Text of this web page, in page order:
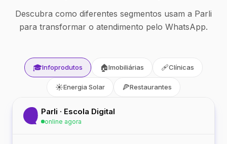
Descubra como diferentes segmentos usam a Parli
para transformar o atendimento pelo WhatsApp.
🎓Infoprodutos 🏠Imobiliárias 🩹Clínicas
☀️Energia Solar 🍕Restaurantes
Parli · Escola Digital
online agora